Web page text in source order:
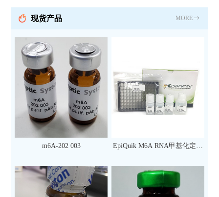
现货产品 MORE
m6A-202 003
EpiQuik M6A RNA甲基化定量
次）